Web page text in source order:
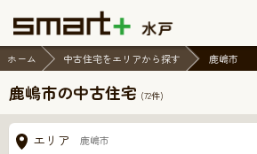
ホーム 中古住宅をエリアから探す 鹿嶋市
鹿嶋市の中古住宅 (72件)
エリア 鹿嶋市